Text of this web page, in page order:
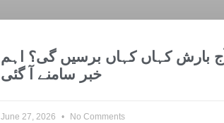
آج بارش کہاں کہاں برسیں گی؟ اہم
خبر سامنے آ گئی
June 27, 2026 No Comments